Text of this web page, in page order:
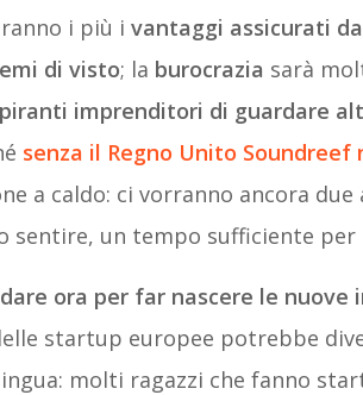
i più i vantaggi assicurati
di visto; la burocrazia sarà
imprenditori di guardare
senza il Regno Unito
a caldo: ci vorranno ancora
sentire, un tempo sufficiente per
ora per far nascere le nuove
startup europee potrebbe
molti ragazzi che fanno